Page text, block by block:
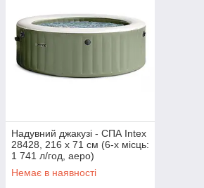
Надувний джакузі - СПА Intex
28428, 216 х 71 см (6-х місць:
1 741 л/год, аеро)
Немає в наявності